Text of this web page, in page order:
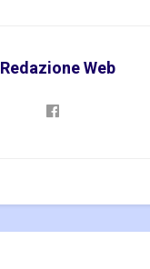
Redazione Web